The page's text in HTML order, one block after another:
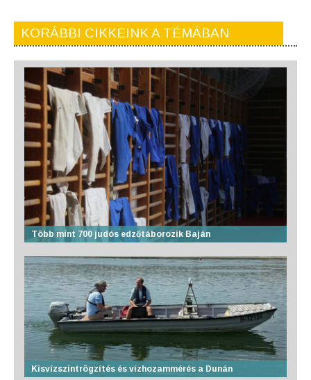
KORÁBBI CIKKEINK A TÉMÁBAN
Több mint 700 judós edzőtáborozik Baján
Kisvízszintrögzítés és vízhozammérés a Dunán